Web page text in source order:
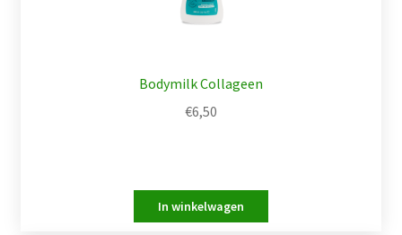
Bodymilk Collageen
€6,50